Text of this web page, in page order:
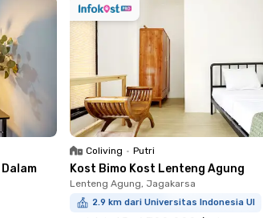
Coliving • Putri
Kost Bimo Kost Lenteng Agung
Lenteng Agung, Jagakarsa
2.9 km dari Universitas Indonesia UI